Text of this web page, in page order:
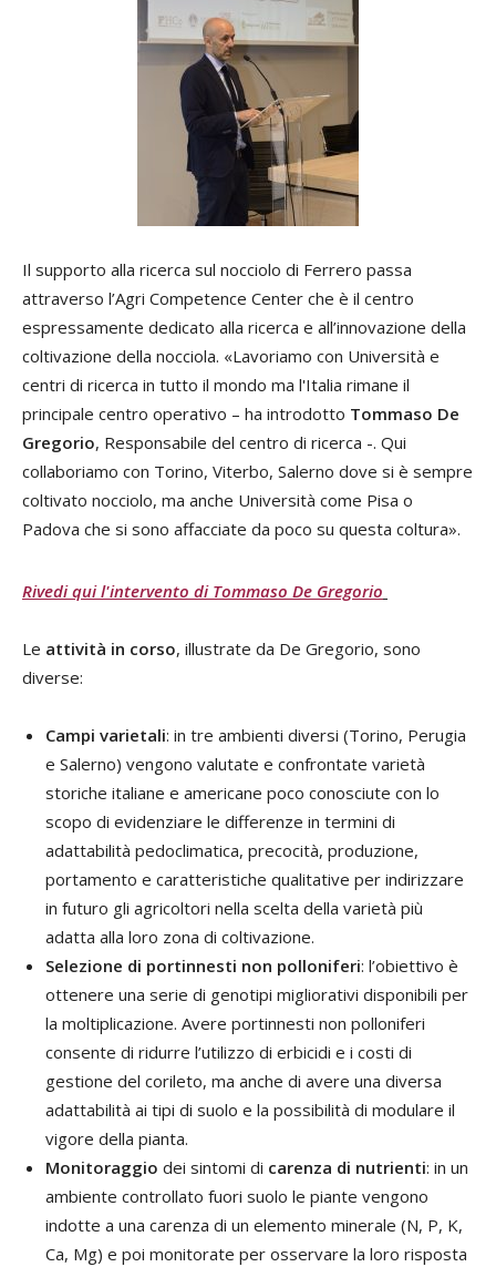
Il supporto alla ricerca sul nocciolo di Ferrero passa
attraverso l’Agri Competence Center che è il centro
espressamente dedicato alla ricerca e all’innovazione della
coltivazione della nocciola. «Lavoriamo con Università e
centri di ricerca in tutto il mondo ma l'Italia rimane il
principale centro operativo – ha introdotto Tommaso De
Gregorio, Responsabile del centro di ricerca -. Qui
collaboriamo con Torino, Viterbo, Salerno dove si è sempre
coltivato nocciolo, ma anche Università come Pisa o
Padova che si sono affacciate da poco su questa coltura».
Rivedi qui l'intervento di Tommaso De Gregorio
Le attività in corso, illustrate da De Gregorio, sono
diverse:
Campi varietali: in tre ambienti diversi (Torino, Perugia
e Salerno) vengono valutate e confrontate varietà
storiche italiane e americane poco conosciute con lo
scopo di evidenziare le differenze in termini di
adattabilità pedoclimatica, precocità, produzione,
portamento e caratteristiche qualitative per indirizzare
in futuro gli agricoltori nella scelta della varietà più
adatta alla loro zona di coltivazione.
Selezione di portinnesti non polloniferi: l’obiettivo è
ottenere una serie di genotipi migliorativi disponibili per
la moltiplicazione. Avere portinnesti non polloniferi
consente di ridurre l’utilizzo di erbicidi e i costi di
gestione del corileto, ma anche di avere una diversa
adattabilità ai tipi di suolo e la possibilità di modulare il
vigore della pianta.
Monitoraggio dei sintomi di carenza di nutrienti: in un
ambiente controllato fuori suolo le piante vengono
indotte a una carenza di un elemento minerale (N, P, K,
Ca, Mg) e poi monitorate per osservare la loro risposta